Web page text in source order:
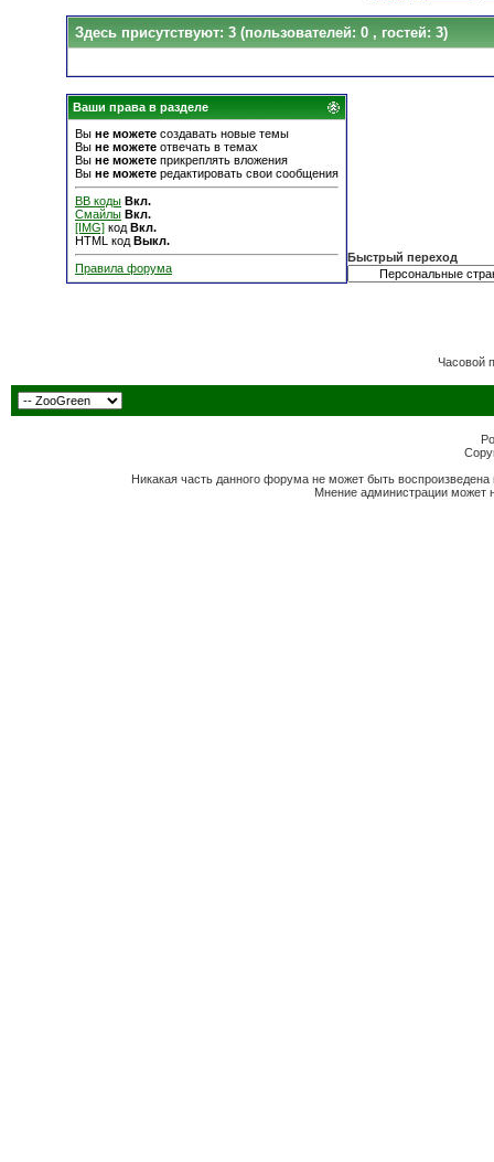
Здесь присутствуют: 3 (пользователей: 0 , гостей: 3)
Ваши права в разделе
Вы не можете создавать новые темы
Вы не можете отвечать в темах
Вы не можете прикреплять вложения
Вы не можете редактировать свои сообщения
BB коды Вкл.
Смайлы Вкл.
[IMG] код Вкл.
HTML код Выкл.
Правила форума
Быстрый переход
Часовой
Никакая часть данного форума не может быть
Мнение администрации может